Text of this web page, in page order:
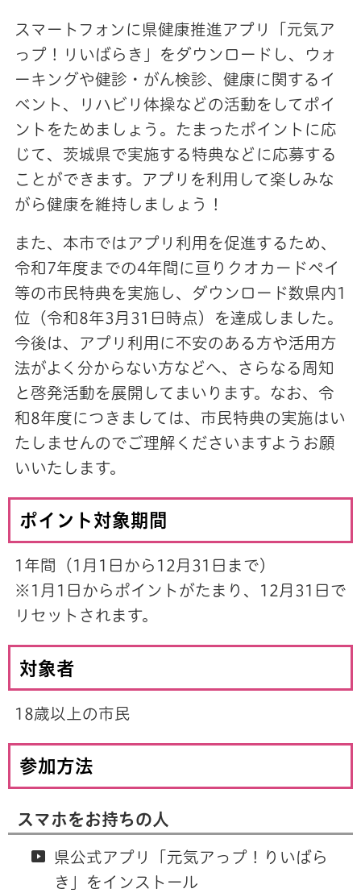
スマートフォンに県健康推進アプリ「元気ア
っプ！リいばらき」をダウンロードし、ウォ
ーキングや健診・がん検診、健康に関するイ
ベント、リハビリ体操などの活動をしてポイ
ントをためましょう。たまったポイントに応
じて、茨城県で実施する特典などに応募する
ことができます。アプリを利用して楽しみな
がら健康を維持しましょう！
また、本市ではアプリ利用を促進するため、
令和7年度までの4年間に亘りクオカードペイ
等の市民特典を実施し、ダウンロード数県内1
位（令和8年3月31日時点）を達成しました。
今後は、アプリ利用に不安のある方や活用方
法がよく分からない方などへ、さらなる周知
と啓発活動を展開してまいります。なお、令
和8年度につきましては、市民特典の実施はい
たしませんのでご理解くださいますようお願
いいたします。
ポイント対象期間
1年間（1月1日から12月31日まで）
※1月1日からポイントがたまり、12月31日で
リセットされます。
対象者
18歳以上の市民
参加方法
スマホをお持ちの人
県公式アプリ「元気アっプ！りいばら
き」をインストール